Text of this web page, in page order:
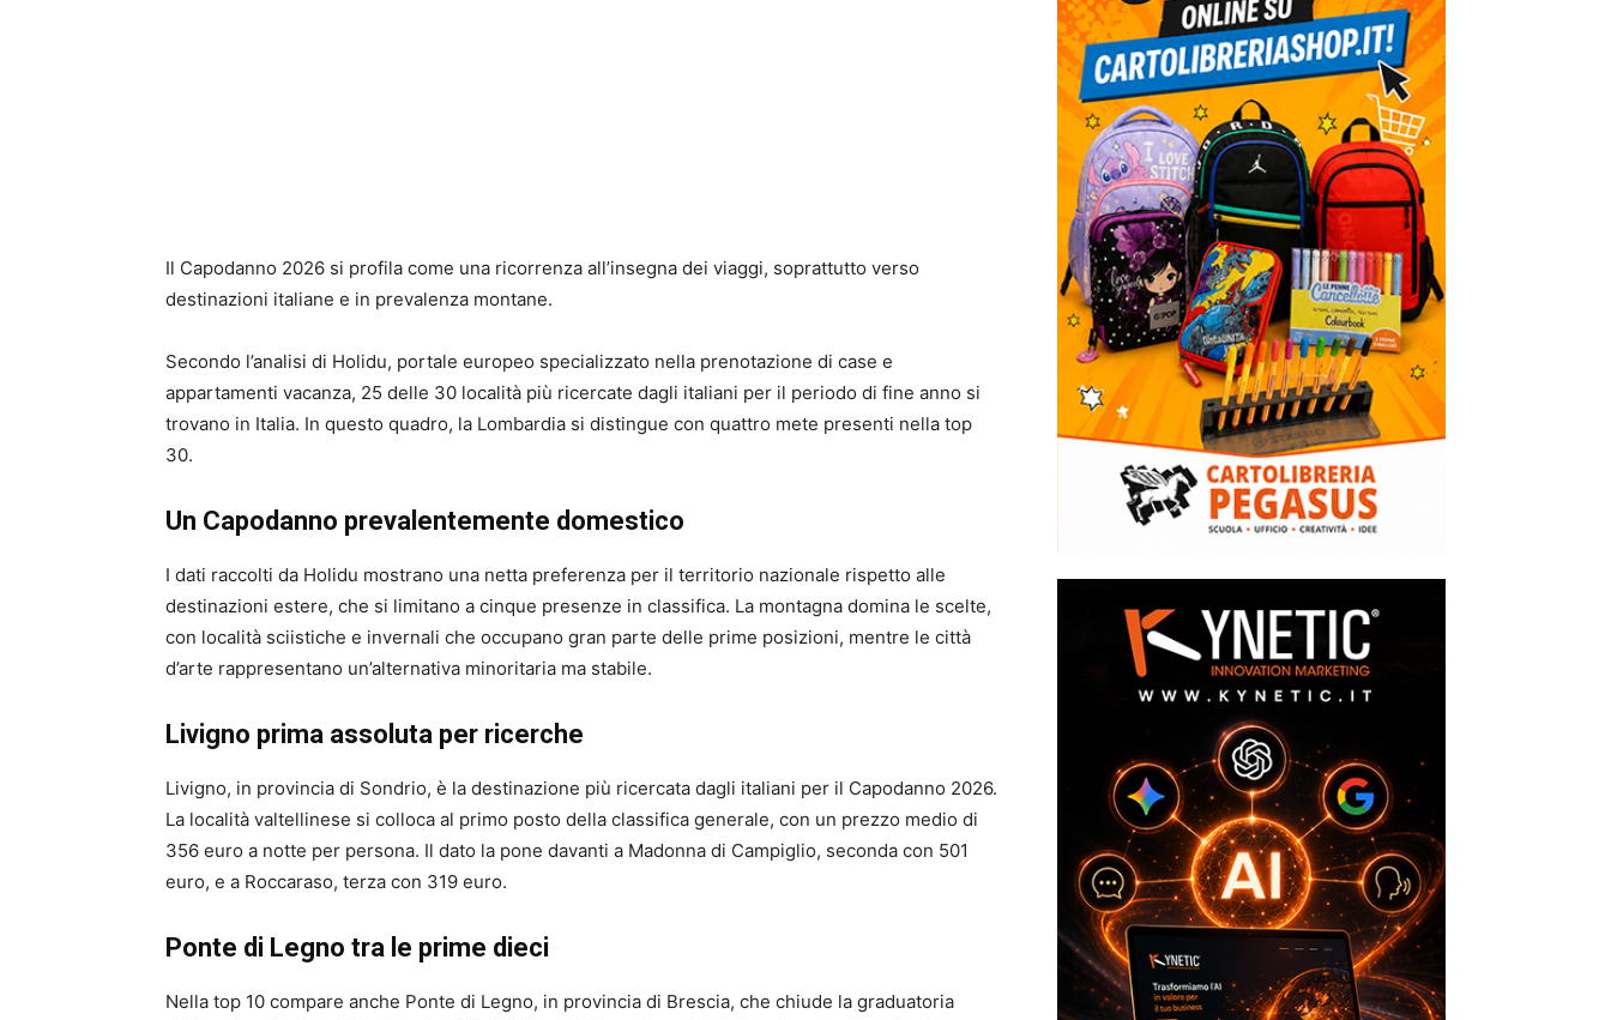
Il Capodanno 2026 si profila come una ricorrenza all’insegna dei viaggi, soprattutto verso
destinazioni italiane e in prevalenza montane.
Secondo l’analisi di Holidu, portale europeo specializzato nella prenotazione di case e
appartamenti vacanza, 25 delle 30 località più ricercate dagli italiani per il periodo di fine anno si
trovano in Italia. In questo quadro, la Lombardia si distingue con quattro mete presenti nella top
30.
Un Capodanno prevalentemente domestico
I dati raccolti da Holidu mostrano una netta preferenza per il territorio nazionale rispetto alle
destinazioni estere, che si limitano a cinque presenze in classifica. La montagna domina le scelte,
con località sciistiche e invernali che occupano gran parte delle prime posizioni, mentre le città
d’arte rappresentano un’alternativa minoritaria ma stabile.
Livigno prima assoluta per ricerche
Livigno, in provincia di Sondrio, è la destinazione più ricercata dagli italiani per il Capodanno 2026.
La località valtellinese si colloca al primo posto della classifica generale, con un prezzo medio di
356 euro a notte per persona. Il dato la pone davanti a Madonna di Campiglio, seconda con 501
euro, e a Roccaraso, terza con 319 euro.
Ponte di Legno tra le prime dieci
Nella top 10 compare anche Ponte di Legno, in provincia di Brescia, che chiude la graduatoria